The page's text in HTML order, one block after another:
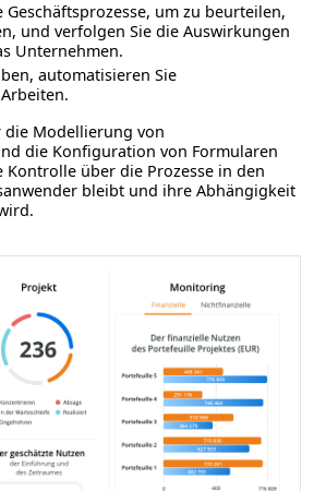
Geschäftsprozesse, um zu beurteilen,
und verfolgen Sie die Auswirkungen
Unternehmen.
automatisieren Sie
Modellierung von
die Konfiguration von Formularen
Kontrolle über die Prozesse in den
bleibt und ihre Abhängigkeit